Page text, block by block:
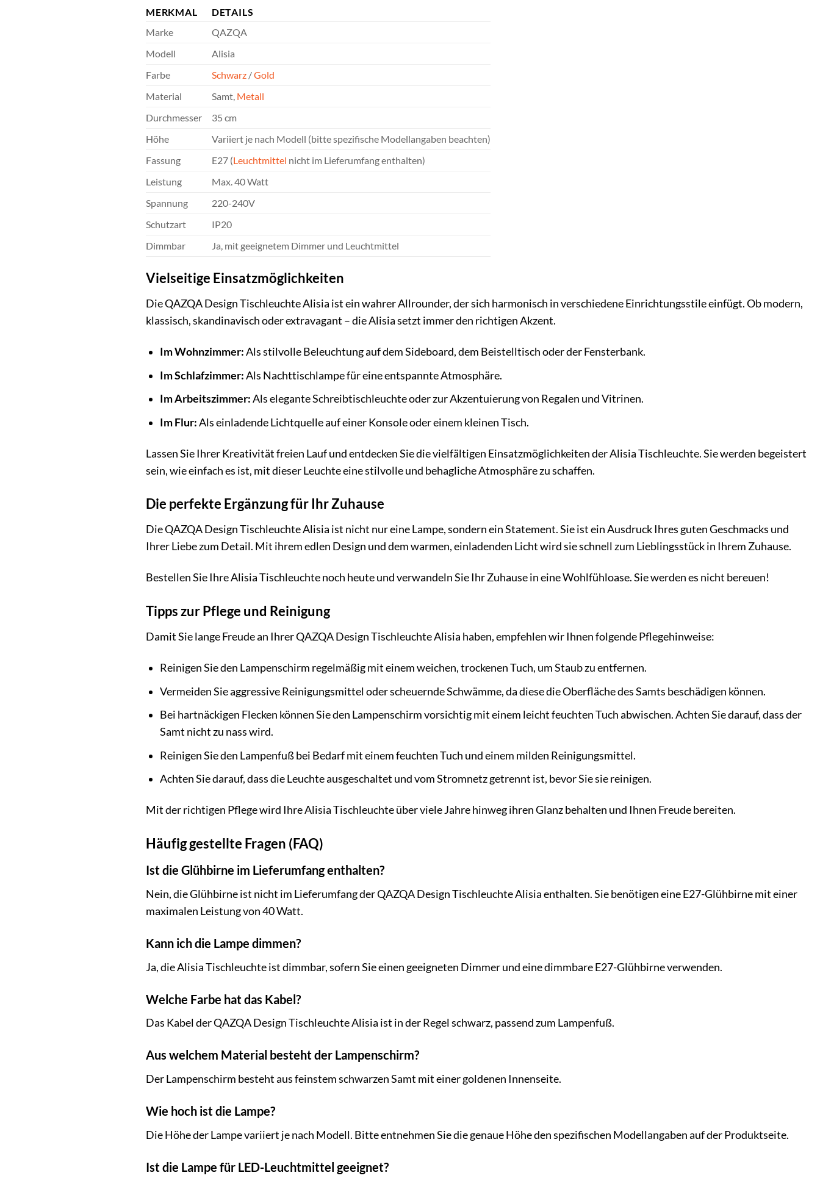
MERKMAL
DETAILS
Marke
QAZQA
Modell
Alisia
Farbe
Schwarz/Gold
Material
Samt, Metall
Durchmesser
35 cm
Höhe
Variiert je nach Modell (bitte spezifische Modellangaben beachten)
Fassung
E27 (Leuchtmittel nicht im Lieferumfang enthalten)
Leistung
Max. 40 Watt
Spannung
220-240V
Schutzart
IP20
Dimmbar
Ja, mit geeignetem Dimmer und Leuchtmittel
Vielseitige Einsatzmöglichkeiten
Die QAZQA Design Tischleuchte Alisia ist ein wahrer Allrounder, der sich harmonisch in verschiedene Einrichtungsstile einfügt. Ob modern,
klassisch, skandinavisch oder extravagant – die Alisia setzt immer den richtigen Akzent.
Im Wohnzimmer:Als stilvolle Beleuchtung auf dem Sideboard, dem Beistelltisch oder der Fensterbank.
Im Schlafzimmer:Als Nachttischlampe für eine entspannte Atmosphäre.
Im Arbeitszimmer:Als elegante Schreibtischleuchte oder zur Akzentuierung von Regalen und Vitrinen.
Im Flur:Als einladende Lichtquelle auf einer Konsole oder einem kleinen Tisch.
Lassen Sie Ihrer Kreativität freien Lauf und entdecken Sie die vielfältigen Einsatzmöglichkeiten der Alisia Tischleuchte. Sie werden begeistert
sein, wie einfach es ist, mit dieser Leuchte eine stilvolle und behagliche Atmosphäre zu schaffen.
Die perfekte Ergänzung für Ihr Zuhause
Die QAZQA Design Tischleuchte Alisia ist nicht nur eine Lampe, sondern ein Statement. Sie ist ein Ausdruck Ihres guten Geschmacks und
Ihrer Liebe zum Detail. Mit ihrem edlen Design und dem warmen, einladenden Licht wird sie schnell zum Lieblingsstück in Ihrem Zuhause.
Bestellen Sie Ihre Alisia Tischleuchte noch heute und verwandeln Sie Ihr Zuhause in eine Wohlfühloase. Sie werden es nicht bereuen!
Tipps zur Pflege und Reinigung
Damit Sie lange Freude an Ihrer QAZQA Design Tischleuchte Alisia haben, empfehlen wir Ihnen folgende Pflegehinweise:
Reinigen Sie den Lampenschirm regelmäßig mit einem weichen, trockenen Tuch, um Staub zu entfernen.
Vermeiden Sie aggressive Reinigungsmittel oder scheuernde Schwämme, da diese die Oberfläche des Samts beschädigen können.
Bei hartnäckigen Flecken können Sie den Lampenschirm vorsichtig mit einem leicht feuchten Tuch abwischen. Achten Sie darauf, dass der
Samt nicht zu nass wird.
Reinigen Sie den Lampenfuß bei Bedarf mit einem feuchten Tuch und einem milden Reinigungsmittel.
Achten Sie darauf, dass die Leuchte ausgeschaltet und vom Stromnetz getrennt ist, bevor Sie sie reinigen.
Mit der richtigen Pflege wird Ihre Alisia Tischleuchte über viele Jahre hinweg ihren Glanz behalten und Ihnen Freude bereiten.
Häufig gestellte Fragen (FAQ)
Ist die Glühbirne im Lieferumfang enthalten?
Nein, die Glühbirne ist nicht im Lieferumfang der QAZQA Design Tischleuchte Alisia enthalten. Sie benötigen eine E27-Glühbirne mit einer
maximalen Leistung von 40 Watt.
Kann ich die Lampe dimmen?
Ja, die Alisia Tischleuchte ist dimmbar, sofern Sie einen geeigneten Dimmer und eine dimmbare E27-Glühbirne verwenden.
Welche Farbe hat das Kabel?
Das Kabel der QAZQA Design Tischleuchte Alisia ist in der Regel schwarz, passend zum Lampenfuß.
Aus welchem Material besteht der Lampenschirm?
Der Lampenschirm besteht aus feinstem schwarzen Samt mit einer goldenen Innenseite.
Wie hoch ist die Lampe?
Die Höhe der Lampe variiert je nach Modell. Bitte entnehmen Sie die genaue Höhe den spezifischen Modellangaben auf der Produktseite.
Ist die Lampe für LED-Leuchtmittel geeignet?